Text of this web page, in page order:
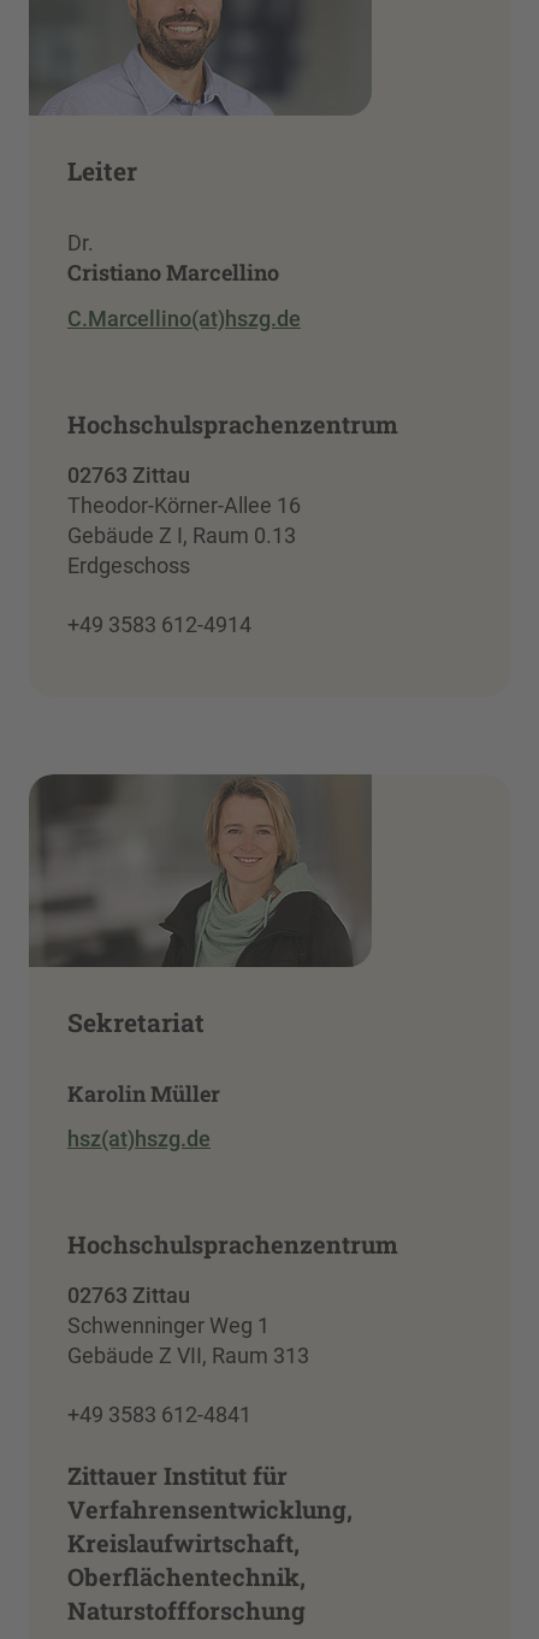
Leiter
Dr.
Cristiano Marcellino
C.Marcellino(at)hszg.de
Hochschulsprachenzentrum
02763 Zittau
Theodor-Körner-Allee 16
Gebäude Z I, Raum 0.13
Erdgeschoss
+49 3583 612-4914
Sekretariat
Karolin Müller
hsz(at)hszg.de
Hochschulsprachenzentrum
02763 Zittau
Schwenninger Weg 1
Gebäude Z VII, Raum 313
+49 3583 612-4841
Zittauer Institut für
Verfahrensentwicklung,
Kreislaufwirtschaft,
Oberflächentechnik,
Naturstoffforschung